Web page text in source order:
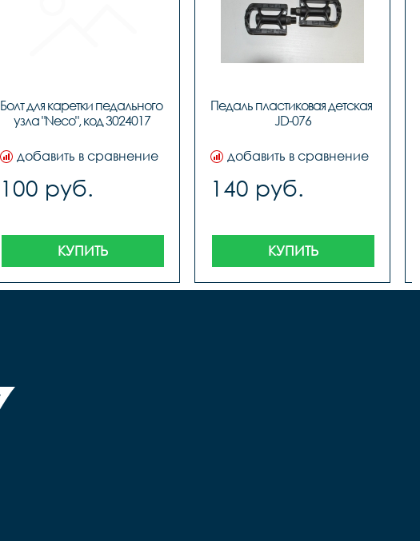
Болт для каретки педального
узла "Neco", код 3024017
добавить в сравнение
100 руб.
КУПИТЬ
Педаль пластиковая детская
JD-076
добавить в сравнение
140 руб.
КУПИТЬ